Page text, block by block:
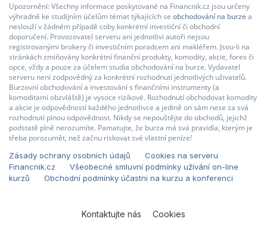
Upozornění: Všechny informace poskytované na Financnik.cz jsou určeny
výhradně ke studijním účelům témat týkajících se obchodování na burze a
neslouží v žádném případě coby konkrétní investiční či obchodní
doporučení. Provozovatel serveru ani jednotliví autoři nejsou
registrovanými brokery či investičním poradcem ani makléřem. Jsou-li na
stránkách zmiňovány konkrétní finanční produkty, komodity, akcie, forex či
opce, vždy a pouze za účelem studia obchodování na burze. Vydavatel
serveru není zodpovědný za konkrétní rozhodnutí jednotlivých uživatelů.
Burzovní obchodování a investování s finančními instrumenty (a
komoditami obzvláště) je vysoce rizikové. Rozhodnutí obchodovat komodity
a akcie je odpovědností každého jednotlivce a jedině on sám nese za svá
rozhodnutí plnou odpovědnost. Nikdy se nepouštějte do obchodů, jejichž
podstatě plně nerozumíte. Pamatujte, že burza má svá pravidla, kterým je
třeba porozumět, než začnu riskovat své vlastní peníze!
Zásady ochrany osobních údajů
Cookies na serveru
Financnik.cz
Všeobecné smluvní podmínky užívání on-line
kurzů
Obchodní podmínky účastni na kurzu a konferenci
Kontaktujte nás
Cookies